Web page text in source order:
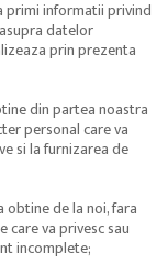
primi informatii privind
datelor
prin prezenta
din partea noastra
personal care va
si la furnizarea de
de la noi, fara
va privesc sau
incomplete;